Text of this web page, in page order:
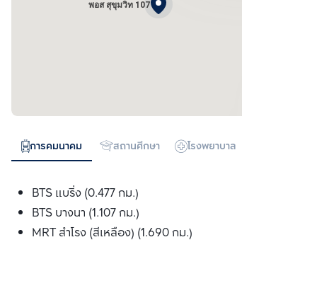
พอส สุขุมวิท 107
การคมนาคม สถานศึกษา โรงพยาบาล
BTS แบริ่ง (0.477 กม.)
BTS บางนา (1.107 กม.)
MRT สำโรง (สีเหลือง) (1.690 กม.)